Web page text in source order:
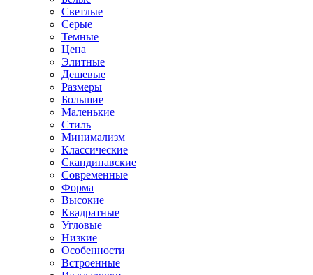
Светлые
Серые
Темные
Цена
Элитные
Дешевые
Размеры
Большие
Маленькие
Стиль
Минимализм
Классические
Скандинавские
Современные
Форма
Высокие
Квадратные
Угловые
Низкие
Особенности
Встроенные